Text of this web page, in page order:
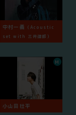
中村一義 （Acoustic
set with 三井律郎）
小山田壮平
M